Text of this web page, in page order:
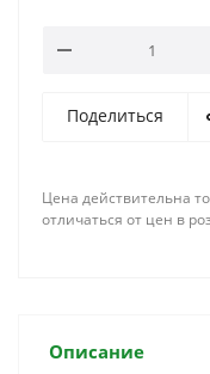
Поделиться
Цена действительна
отличаться от цен в
Описание